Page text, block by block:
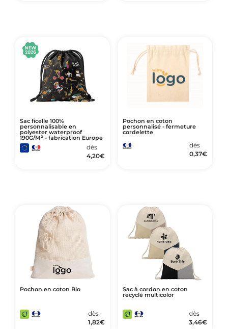
Sac ficelle 100%
personnalisable en
polyester waterproof
190G/M² - fabrication Europe
dès
4,20€
Pochon en coton
personnalisé - fermeture
cordelette
dès
0,37€
Pochon en coton Bio
dès
1,82€
Sac à cordon en coton
recyclé multicolor
dès
3,46€